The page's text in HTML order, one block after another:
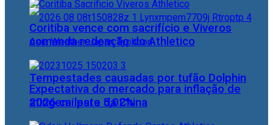
Tempestades causadas por tufão Dolphin
atingem leste da China
Coritiba vence com sacrifício e Viveros
comanda redenção do Athletico
Expectativa do mercado para inflação de
2026 cai para 5,02%